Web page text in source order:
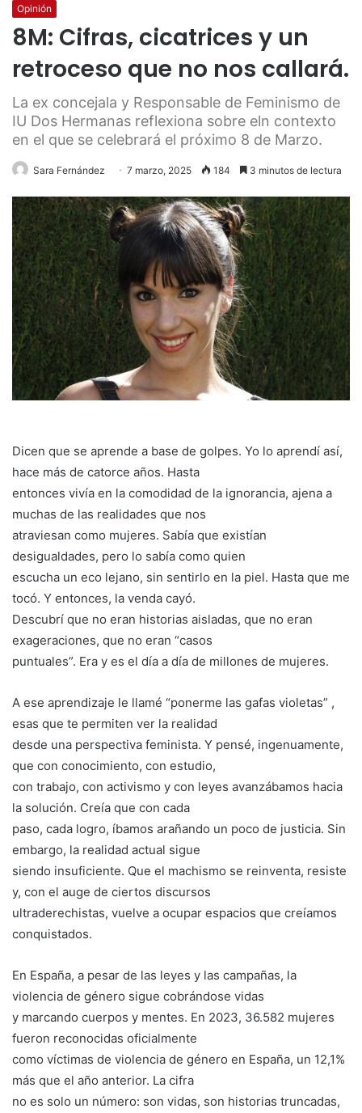
Opinión
8M: Cifras, cicatrices y un
retroceso que no nos callará.
La ex concejala y Responsable de Feminismo de
IU Dos Hermanas reflexiona sobre eln contexto
en el que se celebrará el próximo 8 de Marzo.
Sara Fernández 7 marzo, 2025 184 3 minutos de lectura
Dicen que se aprende a base de golpes. Yo lo aprendí así,
hace más de catorce años. Hasta
entonces vivía en la comodidad de la ignorancia, ajena a
muchas de las realidades que nos
atraviesan como mujeres. Sabía que existían
desigualdades, pero lo sabía como quien
escucha un eco lejano, sin sentirlo en la piel. Hasta que me
tocó. Y entonces, la venda cayó.
Descubrí que no eran historias aisladas, que no eran
exageraciones, que no eran “casos
puntuales”. Era y es el día a día de millones de mujeres.
A ese aprendizaje le llamé “ponerme las gafas violetas” ,
esas que te permiten ver la realidad
desde una perspectiva feminista. Y pensé, ingenuamente,
que con conocimiento, con estudio,
con trabajo, con activismo y con leyes avanzábamos hacia
la solución. Creía que con cada
paso, cada logro, íbamos arañando un poco de justicia. Sin
embargo, la realidad actual sigue
siendo insuficiente. Que el machismo se reinventa, resiste
y, con el auge de ciertos discursos
ultraderechistas, vuelve a ocupar espacios que creíamos
conquistados.
En España, a pesar de las leyes y las campañas, la
violencia de género sigue cobrándose vidas
y marcando cuerpos y mentes. En 2023, 36.582 mujeres
fueron reconocidas oficialmente
como víctimas de violencia de género en España, un 12,1%
más que el año anterior. La cifra
no es solo un número: son vidas, son historias truncadas,